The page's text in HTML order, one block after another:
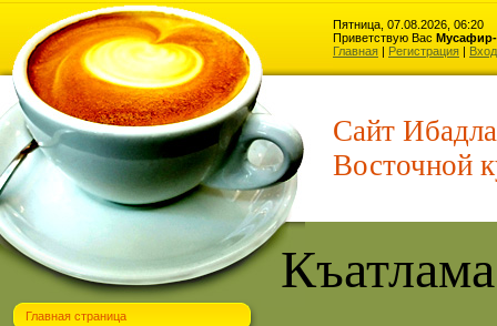
Пятница, 07.08.2026, 06:20
Приветствую Вас Мусафир-
Главная | Регистрация | Вход
Сайт
Восточной
Главная страница